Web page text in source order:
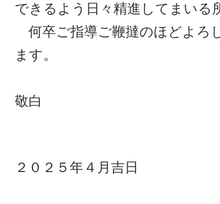
できるよう日々精進してまいる
何卒ご指導ご鞭撻のほどよろ
ます。
敬白
２０２５年４月吉日